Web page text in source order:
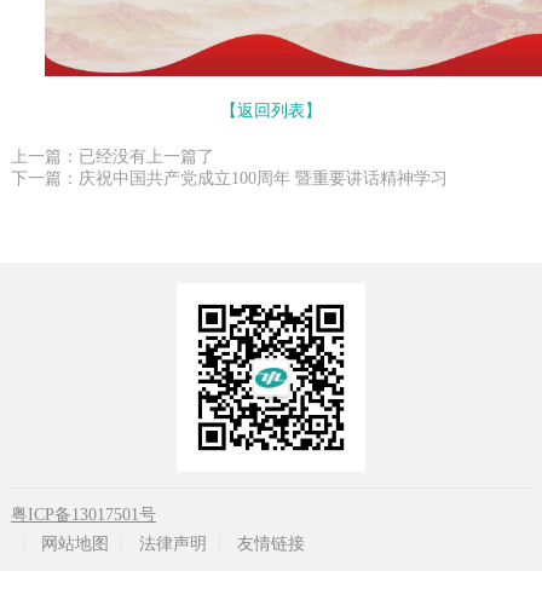
【返回列表】
上一篇：已经没有上一篇了
下一篇：庆祝中国共产党成立100周年 暨重要讲话精神学习
粤ICP备13017501号
网站地图
法律声明 友情链接